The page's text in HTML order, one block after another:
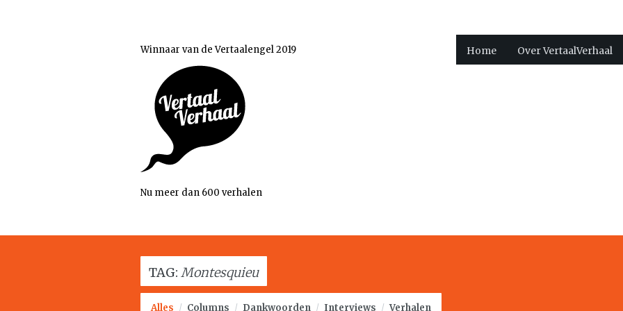
Winnaar van de Vertaalengel 2019
Nu meer dan 600 verhalen
Home Over VertaalVerhaal
TAG: Montesquieu
Alles / Columns / Dankwoorden / Interviews / Verhalen